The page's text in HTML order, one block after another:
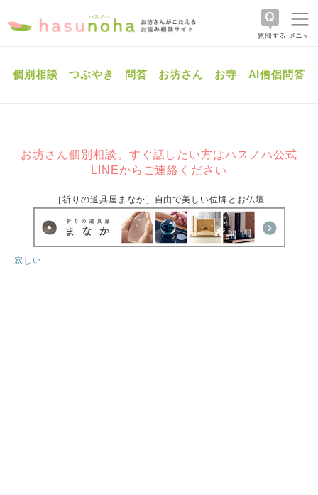
個別相談 つぶやき 問答 お坊さん お寺 AI僧侶問答
お坊さん個別相談。すぐ話したい方はハスノハ公式
LINEからご連絡ください
［祈りの道具屋まなか］自由で美しい位牌とお仏壇
寂しい